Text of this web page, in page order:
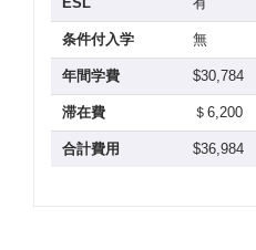
条件付入学 無
年間学費 $30,784
滞在費 ＄6,200
合計費用 $36,984